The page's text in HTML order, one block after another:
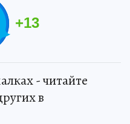
+13
- читайте
в